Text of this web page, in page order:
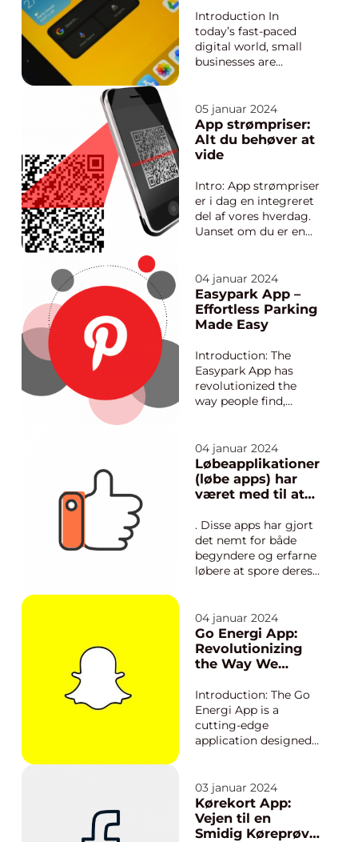
Introduction In
today’s fast-paced
digital world, small
businesses are
to streamline their
operations and
enhance customer
experiences. One such
app, a powerful tool
that has trans...
05 januar 2024
App strømpriser:
Alt du behøver at
vide
Intro: App strømpriser
er i dag en integreret
del af vores hverdag.
Uanset om du er en
optimere dit
energiforbrug eller
blot ønsker at få mere
indsigt i, hvad du reelt
vil denne artikel ...
04 januar 2024
Easypark App –
Effortless Parking
Made Easy
Introduction: The
Easypark App has
revolutionized the
way people find,
groundbreaking
mobile application
has simplified and
streamlined the
making it a must-
have tool for anyone
who frequentl...
04 januar 2024
Løbeapplikationer
(løbe apps) har
været med til at
måden, vi løber
på
. Disse apps har gjort
det nemt for både
begyndere og erfarne
løbere at spore deres
feedback i realtid. I
denne artikel vil vi
udforske løbenes
verden og se
er vigtigt at vide for
enhver,...
04 januar 2024
Go Energi App:
Revolutionizing
the Way We
Manage Our
Energy
Consumption
Introduction: The Go
Energi App is a
cutting-edge
application designed
managing their
energy consumption
effectively. In an era
when sustainability is
03 januar 2024
Kørekort App:
Vejen til en
Smidig Køreprøve